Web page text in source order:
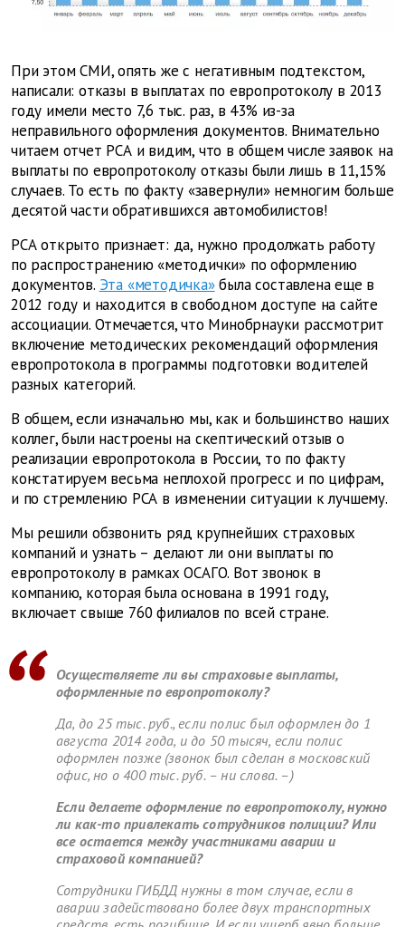
При этом СМИ, опять же с негативным подтекстом,
написали: отказы в выплатах по европротоколу в 2013
году имели место 7,6 тыс. раз, в 43% из-за
неправильного оформления документов. Внимательно
читаем отчет РСА и видим, что в общем числе заявок на
выплаты по европротоколу отказы были лишь в 11,15%
случаев. То есть по факту «завернули» немногим больше
десятой части обратившихся автомобилистов!
РСА открыто признает: да, нужно продолжать работу
по распространению «методички» по оформлению
документов. Эта «методичка»была составлена еще в
2012 году и находится в свободном доступе на сайте
ассоциации. Отмечается, что Минобрнауки рассмотрит
включение методических рекомендаций оформления
европротокола в программы подготовки водителей
разных категорий.
В общем, если изначально мы, как и большинство наших
коллег, были настроены на скептический отзыв о
реализации европротокола в России, то по факту
констатируем весьма неплохой прогресс и по цифрам,
и по стремлению РСА в изменении ситуации к лучшему.
Мы решили обзвонить ряд крупнейших страховых
компаний и узнать – делают ли они выплаты по
европротоколу в рамках ОСАГО. Вот звонок в
компанию, которая была основана в 1991 году,
включает свыше 760 филиалов по всей стране.
Осуществляете ли вы страховые выплаты,
оформленные по европротоколу?
Да, до 25 тыс. руб., если полис был оформлен до 1
августа 2014 года, и до 50 тысяч, если полис
оформлен позже (звонок был сделан в московский
офис, но о 400 тыс. руб. – ни слова. –)
Если делаете оформление по европротоколу, нужно
ли как-то привлекать сотрудников полиции? Или
все остается между участниками аварии и
страховой компанией?
Сотрудники ГИБДД нужны в том случае, если в
аварии задействовано более двух транспортных